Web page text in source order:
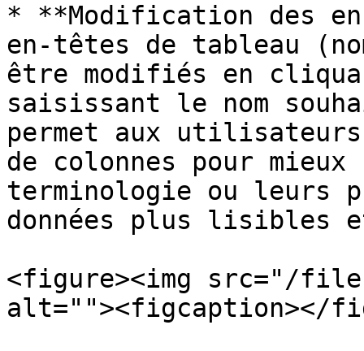
* **Modification des
en-têtes de tableau
être modifiés en
saisissant le nom
permet aux
de colonnes pour
terminologie ou leurs
données plus lisibles
<figure><img src="/
alt=""><figcaption></